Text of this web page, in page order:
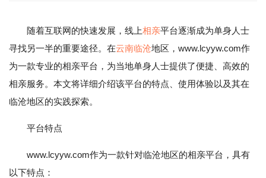
随着互联网的快速发展，线上相亲平台逐渐成为单身人士
寻找另一半的重要途径。在云南临沧地区，www.lcyyw.com作
为一款专业的相亲平台，为当地单身人士提供了便捷、高效的
相亲服务。本文将详细介绍该平台的特点、使用体验以及其在
临沧地区的实践探索。
平台特点
www.lcyyw.com作为一款针对临沧地区的相亲平台，具有
以下特点：